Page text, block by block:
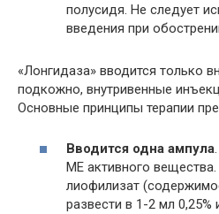
полусидя. Не следует
введения при
«Лонгидаза» вводится только
подкожно, внутривенные
Основные принципы терапии
Вводится одна ампула
МЕ активного
лиофилизат
развести в 1-2 мл 0,25%